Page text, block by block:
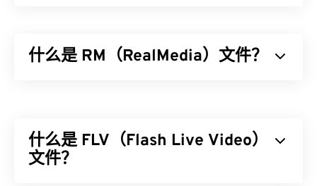
什么是 RM（RealMedia）文件？
视频，使用 RealAudio 编解码器压缩音频。
什么是 FLV（Flash Live Video）
文件？